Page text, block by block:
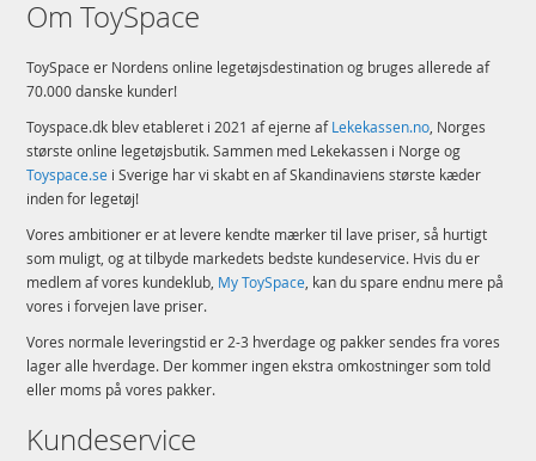
Om ToySpace
ToySpace er Nordens online legetøjsdestination og bruges allerede af
70.000 danske kunder!
Toyspace.dk blev etableret i 2021 af ejerne afLekekassen.no, Norges
største online legetøjsbutik. Sammen med Lekekassen i Norge og
Toyspace.se i Sverige har vi skabt en af Skandinaviens største kæder
inden for legetøj!
Vores ambitioner er at levere kendte mærker til lave priser, så hurtigt
som muligt, og at tilbyde markedets bedste kundeservice. Hvis du er
medlem af vores kundeklub, My ToySpace, kan du spare endnu mere på
vores i forvejen lave priser.
Vores normale leveringstid er 2-3 hverdage og pakker sendes fra vores
lager alle hverdage. Der kommer ingen ekstra omkostninger som told
eller moms på vores pakker.
Kundeservice